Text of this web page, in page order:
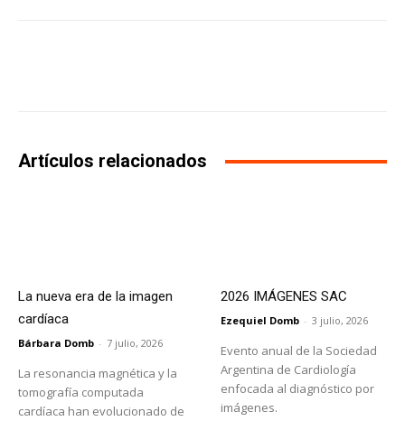
Artículos relacionados
La nueva era de la imagen
cardíaca
Bárbara Domb - 7 julio, 2026
La resonancia magnética y la
tomografía computada
cardíaca han evolucionado de
2026 IMÁGENES SAC
Ezequiel Domb - 3 julio, 2026
Evento anual de la Sociedad
Argentina de Cardiología
enfocada al diagnóstico por
imágenes.